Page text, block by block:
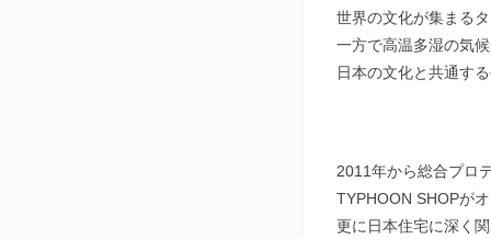
世界の文化が集まる
一方で高温多湿の気
日本の文化と共通す
2011年から総合プロ
TYPHOON SHOPが
更に日本住宅に深く